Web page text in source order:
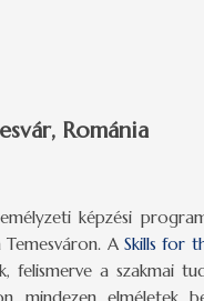
Románia
képzési
Temesváron. A Skills for
a szakmai